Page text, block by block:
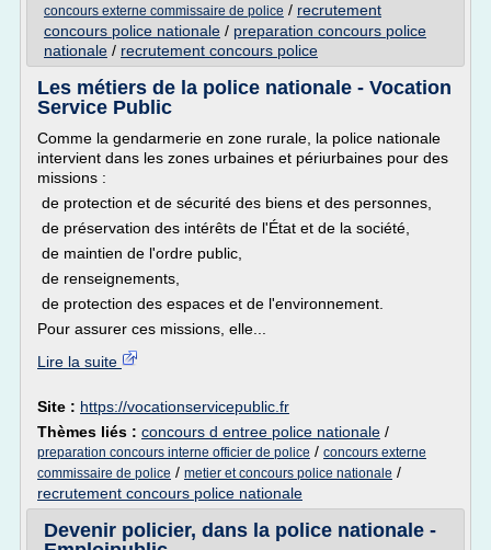
concours externe commissaire de police / recrutement
concours police nationale / preparation concours police
nationale / recrutement concours police
Les métiers de la police nationale - Vocation
Service Public
Comme la gendarmerie en zone rurale, la police nationale
intervient dans les zones urbaines et périurbaines pour des
missions :
de protection et de sécurité des biens et des personnes,
de préservation des intérêts de l'État et de la société,
de maintien de l'ordre public,
de renseignements,
de protection des espaces et de l'environnement.
Pour assurer ces missions, elle...
Lire la suite
Site : https://vocationservicepublic.fr
Thèmes liés : concours d entree police nationale /
preparation concours interne officier de police / concours externe
commissaire de police / metier et concours police nationale /
recrutement concours police nationale
Devenir policier, dans la police nationale -